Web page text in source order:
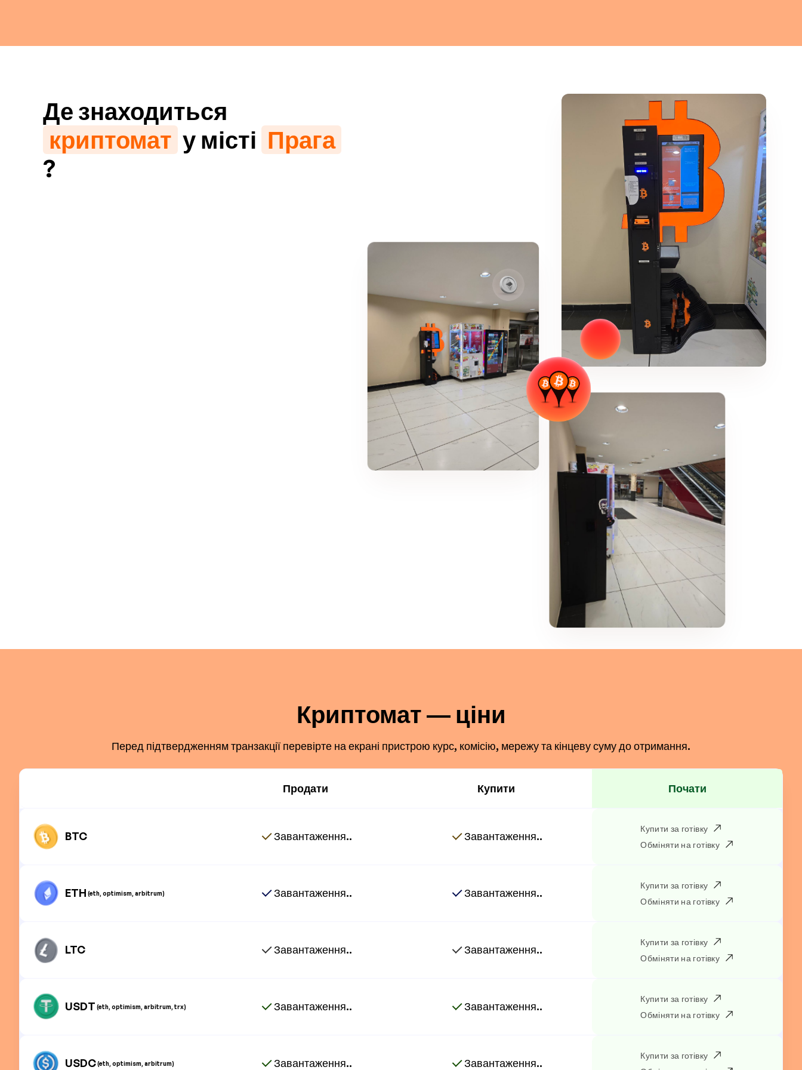
Де знаходиться
криптомат у місті Прага
?
Криптомат — ціни
Перед підтвердженням транзакції перевірте на екрані пристрою курс, комісію, мережу та кінцеву суму до отримання.
Продати Купити Почати
BTC Завантаження.. Завантаження..
Купити за готівку
Обміняти на готівку
ETH (eth, optimism, arbitrum) Завантаження.. Завантаження..
Купити за готівку
Обміняти на готівку
LTC Завантаження.. Завантаження..
Купити за готівку
Обміняти на готівку
USDT (eth, optimism, arbitrum, trx) Завантаження.. Завантаження..
Купити за готівку
Обміняти на готівку
USDC(eth, optimism, arbitrum) Завантаження.. Завантаження..
Купити за готівку